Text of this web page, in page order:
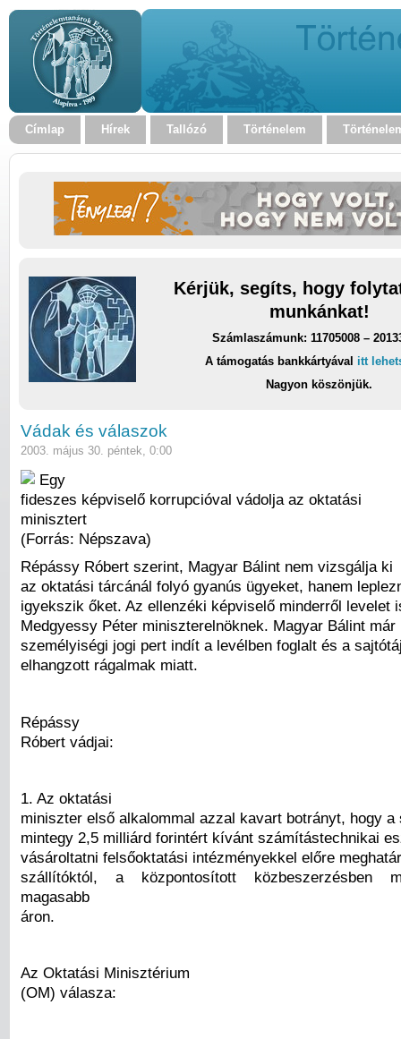
Címlap Hírek Tallózó Történelem
Kérjük, segíts, hogy
munkánkat!
Számlaszámunk: 11705008 –
A támogatás bankkártyával itt
Nagyon köszönjük.
Vádak és válaszok
2003. május 30. péntek, 0:00
Egy
fideszes képviselő korrupcióval vádolja az oktatási
minisztert
(Forrás: Népszava)
Répássy Róbert szerint, Magyar Bálint nem vizsgálja ki
az oktatási tárcánál folyó gyanús ügyeket, hanem
igyekszik őket. Az ellenzéki képviselő minderről levelet
Medgyessy Péter miniszterelnöknek. Magyar Bálint már
személyiségi jogi pert indít a levélben foglalt és a
elhangzott rágalmak miatt.
Répássy
Róbert vádjai:
1. Az oktatási
miniszter első alkalommal azzal kavart botrányt, hogy a
mintegy 2,5 milliárd forintért kívánt számítástechnikai
vásároltatni felsőoktatási intézményekkel előre
szállítóktól, a központosított közbeszerzésben
magasabb
áron.
Az Oktatási Minisztérium
(OM) válasza: